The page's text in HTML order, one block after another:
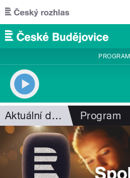
Přejít k hlavnímu obsahu
PROGRAM
Aktuální dění Program